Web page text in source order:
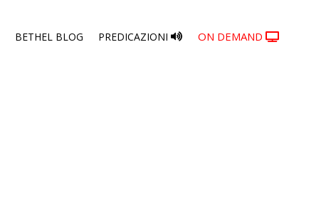
BETHEL BLOG PREDICAZIONI ON DEMAND